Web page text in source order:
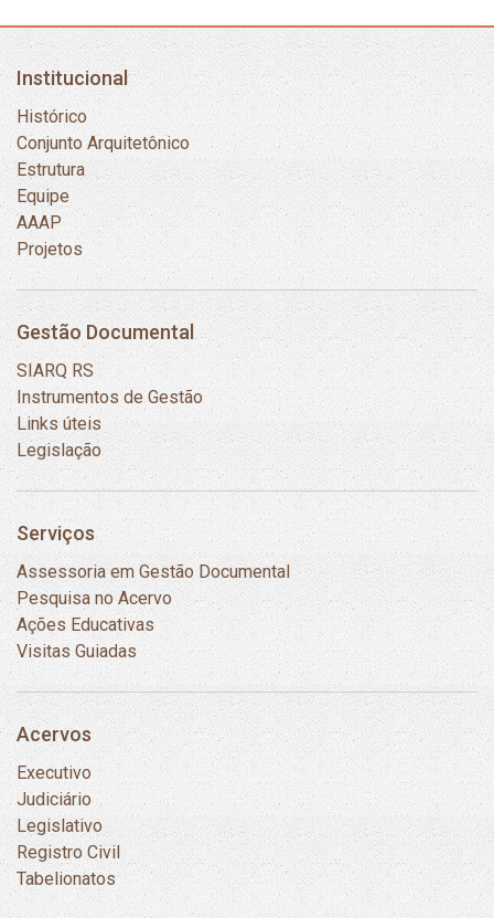
Institucional
Histórico
Conjunto Arquitetônico
Estrutura
Equipe
AAAP
Projetos
Gestão Documental
SIARQ RS
Instrumentos de Gestão
Links úteis
Legislação
Serviços
Assessoria em Gestão Documental
Pesquisa no Acervo
Ações Educativas
Visitas Guiadas
Acervos
Executivo
Judiciário
Legislativo
Registro Civil
Tabelionatos